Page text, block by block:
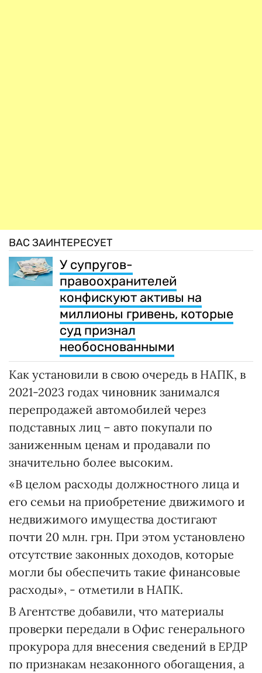
ВАС ЗАИНТЕРЕСУЕТ
У супругов-
правоохранителей
конфискуют активы на
миллионы гривень, которые
суд признал
необоснованными
Как установили в свою очередь в НАПК, в
2021-2023 годах чиновник занимался
перепродажей автомобилей через
подставных лиц – авто покупали по
заниженным ценам и продавали по
значительно более высоким.
«В целом расходы должностного лица и
его семьи на приобретение движимого и
недвижимого имущества достигают
почти 20 млн. грн. При этом установлено
отсутствие законных доходов, которые
могли бы обеспечить такие финансовые
расходы», - отметили в НАПК.
В Агентстве добавили, что материалы
проверки передали в Офис генерального
прокурора для внесения сведений в ЕРДР
по признакам незаконного обогащения, а